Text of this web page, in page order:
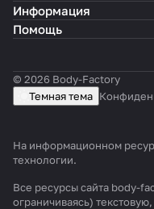
Информация
Помощь
© 2026 Body-Factory
Темная тема
На информационном
технологии.
Все ресурсы сайта body-
ограничиваясь)